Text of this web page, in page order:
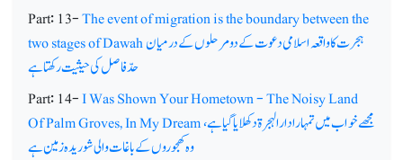
Part: 13-The event of migration is the boundary between the
two stages of Dawahہجرت کا واقعہ اسلامی دعوت کے دو مرحلوں کے درمیان
حدّ فاصل کی حیثیت رکھتا ہے
Part: 14-I Was Shown Your Hometown - The Noisy Land
Of Palm Groves, In My Dreamمجھے خواب میں تمہارا دارالہجرۃ دکھلایا گیا ہے،
وہ کھجوروں کے باغات والی شوریدہ زمین ہے